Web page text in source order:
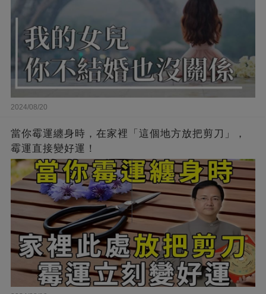
2024/08/20
當你霉運纏身時，在家裡「這個地方放把剪刀」，
霉運直接變好運！